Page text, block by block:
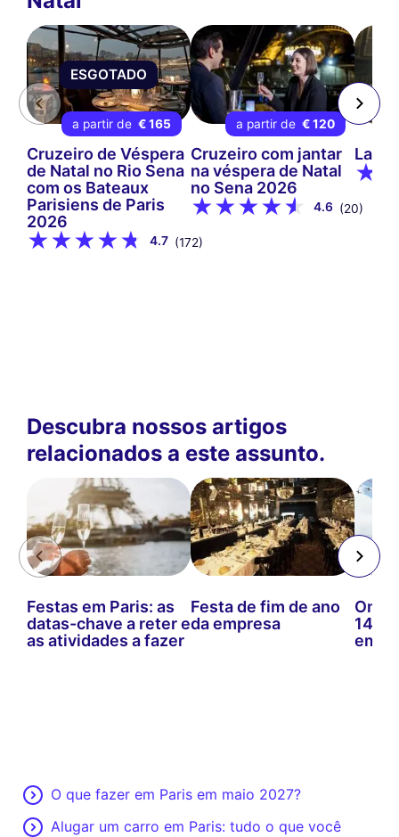
ESGOTADO
a partir de € 165
Cruzeiro de Véspera
de Natal no Rio Sena
com os Bateaux
Parisiens de Paris
2026
4.7 (172)
a partir de € 120
Cruzeiro com jantar
na véspera de Natal
no Sena 2026
4.6 (20)
La
Descubra nossos artigos
relacionados a este assunto.
Festas em Paris: as
datas-chave a reter e
as atividades a fazer
Festa de fim de ano
da empresa
14
em
O que fazer em Paris em maio 2027?
Alugar um carro em Paris: tudo o que você